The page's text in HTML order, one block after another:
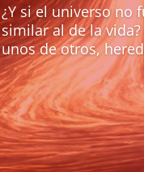
¿Y si el universo no
similar al de la
unos de otros,